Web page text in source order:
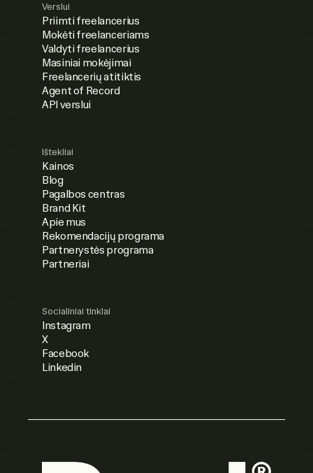
Verslui
Priimti freelancerius
Mokėti freelanceriams
Valdyti freelancerius
Masiniai mokėjimai
Freelancerių atitiktis
Agent of Record
API verslui
Ištekliai
Kainos
Blog
Pagalbos centras
Brand Kit
Apie mus
Rekomendacijų programa
Partnerystės programa
Partneriai
Socialiniai tinklai
Instagram
X
Facebook
Linkedin